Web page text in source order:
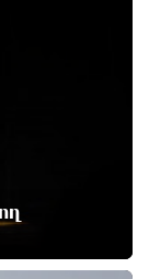
անձնական
է. ՄԻՊ
1 օր առաջ